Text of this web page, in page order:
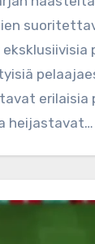
erilaisia
heijastavat…